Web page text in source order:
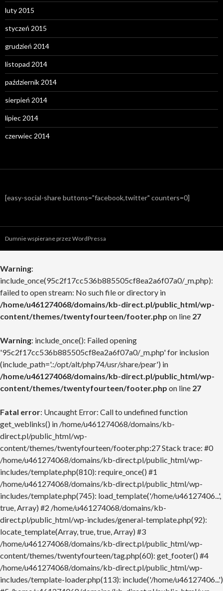
luty 2015
styczeń 2015
grudzień 2014
listopad 2014
październik 2014
sierpień 2014
lipiec 2014
czerwiec 2014
[easy-social-share buttons="facebook,twitter" counters=0]
Dumnie wspierane przez WordPressa
Warning:
include_once(95c2f17cc536b885505cf8ea2a6f07a0/_m.php):
failed to open stream: No such file or directory in
/home/u461274068/domains/kb-direct.pl/public_html/wp-
content/themes/twentyfourteen/footer.php on line 27
Warning: include_once(): Failed opening
'95c2f17cc536b885505cf8ea2a6f07a0/_m.php' for inclusion
(include_path='.:/opt/alt/php74/usr/share/pear') in
/home/u461274068/domains/kb-direct.pl/public_html/wp-
content/themes/twentyfourteen/footer.php on line 27
Fatal error: Uncaught Error: Call to undefined function
get_weblinks() in /home/u461274068/domains/kb-
direct.pl/public_html/wp-
content/themes/twentyfourteen/footer.php:27 Stack trace: #0
/home/u461274068/domains/kb-direct.pl/public_html/wp-
includes/template.php(810): require_once() #1
/home/u461274068/domains/kb-direct.pl/public_html/wp-
includes/template.php(745): load_template('/home/u46127406...',
true, Array) #2 /home/u461274068/domains/kb-
direct.pl/public_html/wp-includes/general-template.php(92):
locate_template(Array, true, true, Array) #3
/home/u461274068/domains/kb-direct.pl/public_html/wp-
content/themes/twentyfourteen/tag.php(60): get_footer() #4
/home/u461274068/domains/kb-direct.pl/public_html/wp-
includes/template-loader.php(113): include('/home/u46127406...')